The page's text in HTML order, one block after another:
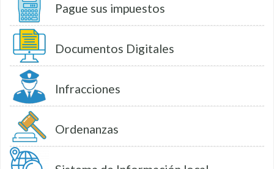
Pague sus impuestos
Documentos Digitales
Infracciones
Ordenanzas